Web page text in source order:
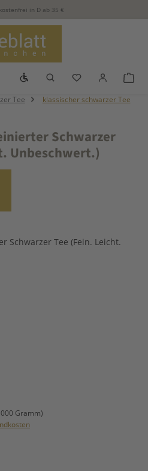
in D ab 35 €
Werkzeugleiste anzeigen
Du hast 0
Tee klassischer schwarzer Tee
Schwarzer
Unbeschwert.)
Gramm)
von 5 von 5 Sternen